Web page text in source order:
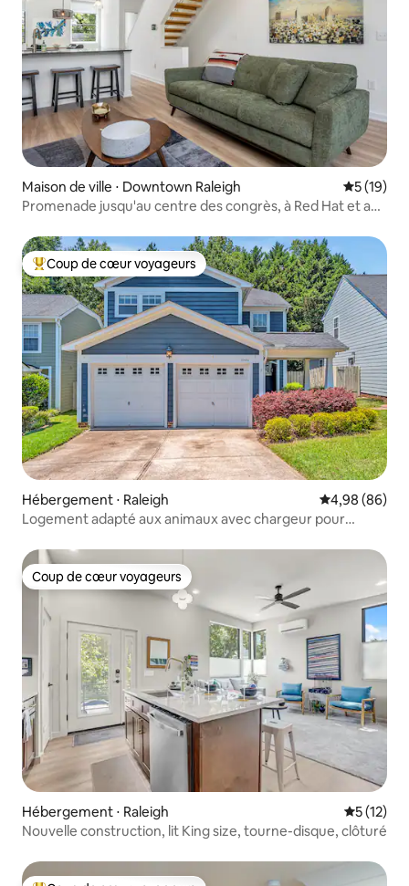
Maison de ville ⋅ Downtown Raleigh
5 (19)
Promenade jusqu'au centre des congrès, à Red Hat et au
Coups de cœur voyageurs les plus appréciés
Coup de cœur voyageurs
Hébergement ⋅ Raleigh Évaluation
4,98 (86)
Logement adapté aux animaux avec chargeur pour
Coup de cœur voyageurs
Coup de cœur voyageurs
Hébergement ⋅ Raleigh
5 (12)
Nouvelle construction, lit King size, tourne-disque, clôturé